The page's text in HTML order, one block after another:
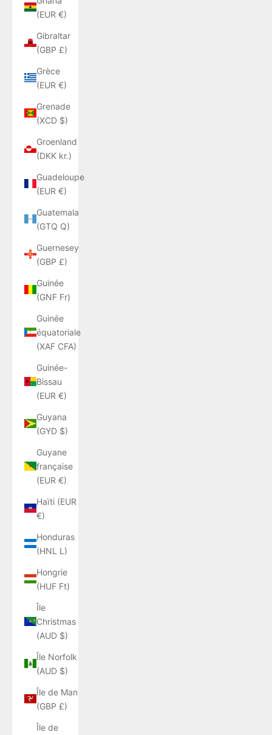
(EUR €)
Gibraltar
(GBP £)
Grèce
(EUR €)
Grenade
(XCD $)
Groenland
(DKK kr.)
Guadeloupe
(EUR €)
Guatemala
(GTQ Q)
Guernesey
(GBP £)
Guinée
(GNF Fr)
Guinée
équatoriale
(XAF CFA)
Guinée-
Bissau
(EUR €)
Guyana
(GYD $)
Guyane
française
(EUR €)
Haïti (EUR
€)
Honduras
(HNL L)
Hongrie
(HUF Ft)
Île
Christmas
(AUD $)
Île Norfolk
(AUD $)
Île de Man
(GBP £)
Île de